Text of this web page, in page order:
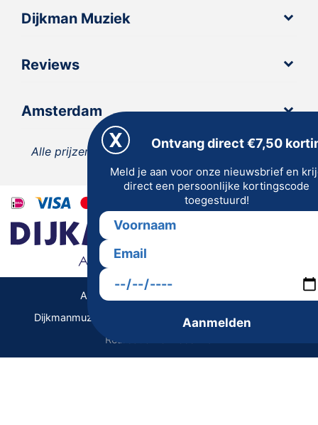
Dijkman Muziek
Reviews
Amsterdam
Alle prijzen zijn inclusief 21% BTW, tenzij anders
vermeld.
Dijkmanmuziek 2026 © | Alle rechten voorbehouden
Realisatie De Websmid
Algemene Voorwaarden | Privacy
Ontvang direct €7,50
Meld je aan voor onze nieuwsbrief en
direct een persoonlijke kortingscode
toegestuurd!
Aanmelden